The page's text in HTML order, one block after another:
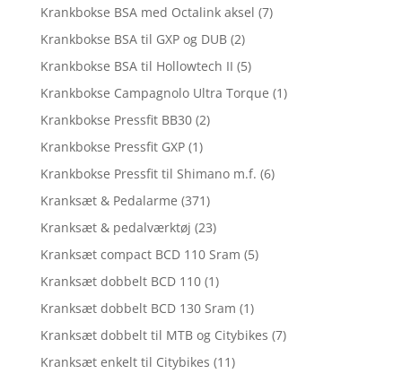
Krankbokse BSA med Octalink aksel (7)
Krankbokse BSA til GXP og DUB (2)
Krankbokse BSA til Hollowtech II (5)
Krankbokse Campagnolo Ultra Torque (1)
Krankbokse Pressfit BB30 (2)
Krankbokse Pressfit GXP (1)
Krankbokse Pressfit til Shimano m.f. (6)
Kranksæt & Pedalarme (371)
Kranksæt & pedalværktøj (23)
Kranksæt compact BCD 110 Sram (5)
Kranksæt dobbelt BCD 110 (1)
Kranksæt dobbelt BCD 130 Sram (1)
Kranksæt dobbelt til MTB og Citybikes (7)
Kranksæt enkelt til Citybikes (11)